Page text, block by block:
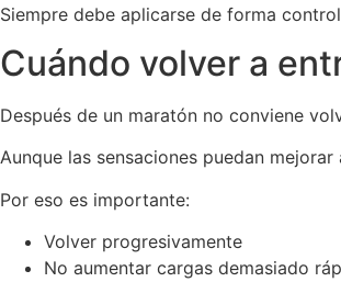
Siempre debe aplicarse de forma
Cuándo volver a
Después de un maratón no conviene
Aunque las sensaciones puedan
Por eso es importante:
Volver progresivamente
No aumentar cargas demasiado